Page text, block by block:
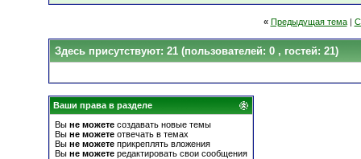
« Предыдущая тема|
Здесь присутствуют: 21 (пользователей: 0 , гостей: 21)
Ваши права в разделе
Вы не можете создавать новые темы
Вы не можете отвечать в темах
Вы не можете прикреплять вложения
Вы не можете редактировать свои сообщения